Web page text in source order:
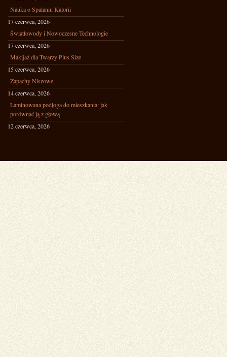
Nauka o Spalaniu Kalorii
17 czerwca, 2026
Światłowody i Nowoczesne Technologie
17 czerwca, 2026
Makijaż dla Twarzy Plus Size
15 czerwca, 2026
Zapachy Niszowe
14 czerwca, 2026
Laminowana podłoga do mieszkania: jak
porównać ją z głową
12 czerwca, 2026